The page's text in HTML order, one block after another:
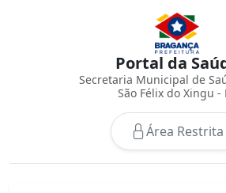
Portal da
Secretaria Municipal de
São Félix do Xingu -
Área Restrita